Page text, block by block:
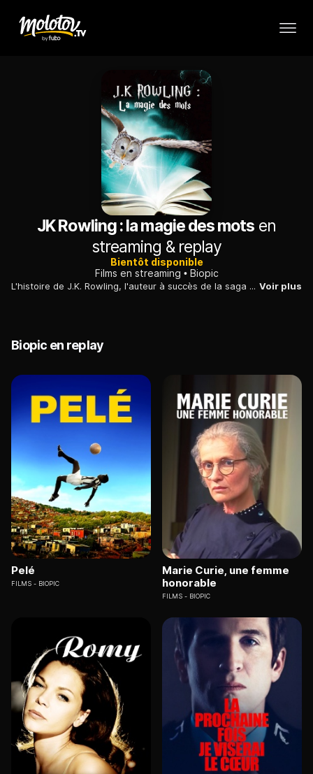
JK Rowling : la magie des mots en
streaming & replay
Bientôt disponible
Films en streaming
Biopic
L'histoire de J.K. Rowling, l'auteur à succès de la saga Harry Potter, de son adolescence timide à l'incroyable succès mondial de ses romans. Voir plus
Biopic en replay
Pelé
FILMS BIOPIC
Marie Curie, une femme
honorable
FILMS BIOPIC